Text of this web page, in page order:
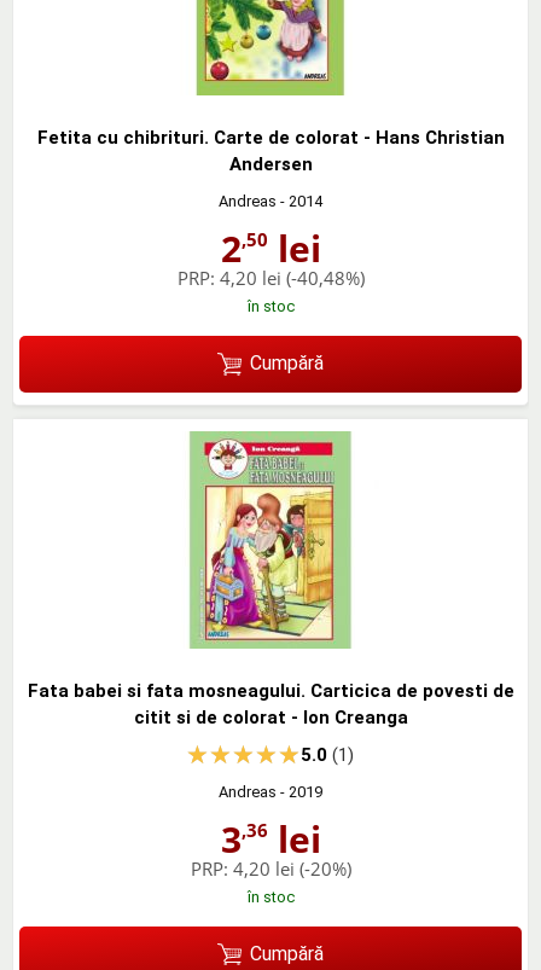
Fetita cu chibrituri. Carte de colorat - Hans Christian
Andersen
Andreas - 2014
2,50 lei
PRP: 4,20 lei (-40,48%)
în stoc
Cumpără
Fata babei si fata mosneagului. Carticica de povesti de
citit si de colorat - Ion Creanga
5.0(1)
Andreas - 2019
3,36 lei
PRP: 4,20 lei (-20%)
în stoc
Cumpără